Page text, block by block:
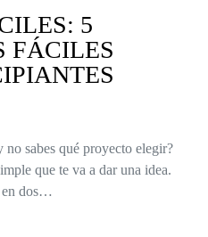
5
FÁCILES
no sabes qué proyecto elegir?
que te va a dar una idea.
en dos…